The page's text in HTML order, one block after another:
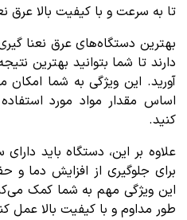
تا به سرعت و با کیفیت بالا عرق
بهترین دستگاه‌های عرق نعنا
دارند تا شما بتوانید بهترین
آورید. این ویژگی به شما
اساس مقدار مواد مورد
کنید.
علاوه بر این، دستگاه باید
برای جلوگیری از افزایش
این ویژگی مهم به شما کمک
طور مداوم و با کیفیت بالا عمل